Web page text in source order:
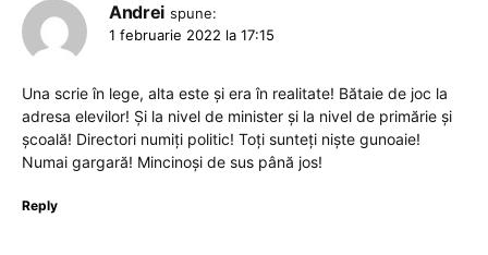
Andrei spune:
1 februarie 2022 la 17:15
Una scrie în lege, alta este și era în realitate! Bătaie de joc la
adresa elevilor! Și la nivel de minister și la nivel de primărie și
școală! Directori numiți politic! Toți sunteți niște gunoaie!
Numai gargară! Mincinoși de sus până jos!
Reply